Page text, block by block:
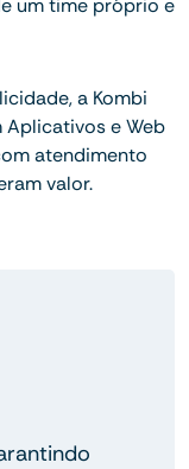
um time próprio e
a Kombi
Aplicativos e Web
atendimento
valor.